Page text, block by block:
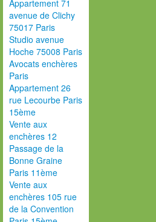
Appartement 71
avenue de Clichy
75017 Paris
Studio avenue
Hoche 75008 Paris
Avocats enchères
Paris
Appartement 26
rue Lecourbe Paris
15ème
Vente aux
enchères 12
Passage de la
Bonne Graine
Paris 11ème
Vente aux
enchères 105 rue
de la Convention